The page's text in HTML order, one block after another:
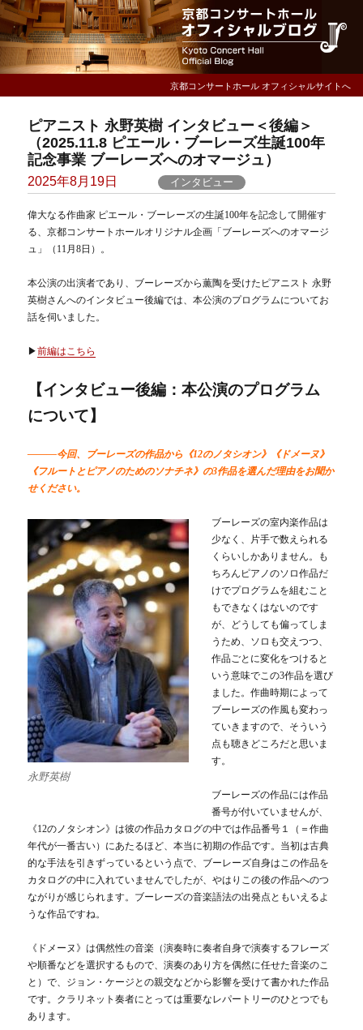
京都コンサートホール オフィシャルサイトへ
ピアニスト 永野英樹 インタビュー＜後編＞
（2025.11.8 ピエール・ブーレーズ生誕100年
記念事業 ブーレーズへのオマージュ）
Posted
2025年8月19日 インタビュー
偉大なる作曲家 ピエール・ブーレーズの生誕100年を記念して開催す
る、京都コンサートホールオリジナル企画「ブーレーズへのオマージ
ュ」（11月8日）。
本公演の出演者であり、ブーレーズから薫陶を受けたピアニスト 永野
英樹さんへのインタビュー後編では、本公演のプログラムについてお
話を伺いました。
▶前編はこちら
【インタビュー後編：本公演のプログラム
について】
―――今回、ブーレーズの作品から《12のノタシオン》《ドメーヌ》
《フルートとピアノのためのソナチネ》の3作品を選んだ理由をお聞か
せください。
永野英樹
ブーレーズの室内楽作品は
少なく、片手で数えられる
くらいしかありません。も
ちろんピアノのソロ作品だ
けでプログラムを組むこと
もできなくはないのです
が、どうしても偏ってしま
うため、ソロも交えつつ、
作品ごとに変化をつけると
いう意味でこの3作品を選び
ました。作曲時期によって
ブーレーズの作風も変わっ
ていきますので、そういう
点も聴きどころだと思いま
す。
ブーレーズの作品には作品
番号が付いていませんが、
《12のノタシオン》は彼の作品カタログの中では作品番号１（＝作曲
年代が一番古い）にあたるほど、本当に初期の作品です。当初は古典
的な手法を引きずっているという点で、ブーレーズ自身はこの作品を
カタログの中に入れていませんでしたが、やはりこの後の作品へのつ
ながりが感じられます。ブーレーズの音楽語法の出発点ともいえるよ
うな作品ですね。
《ドメーヌ》は偶然性の音楽（演奏時に奏者自身で演奏するフレーズ
や順番などを選択するもので、演奏のあり方を偶然に任せた音楽のこ
と）で、ジョン・ケージとの親交などから影響を受けて書かれた作品
です。クラリネット奏者にとっては重要なレパートリーのひとつでも
あります。